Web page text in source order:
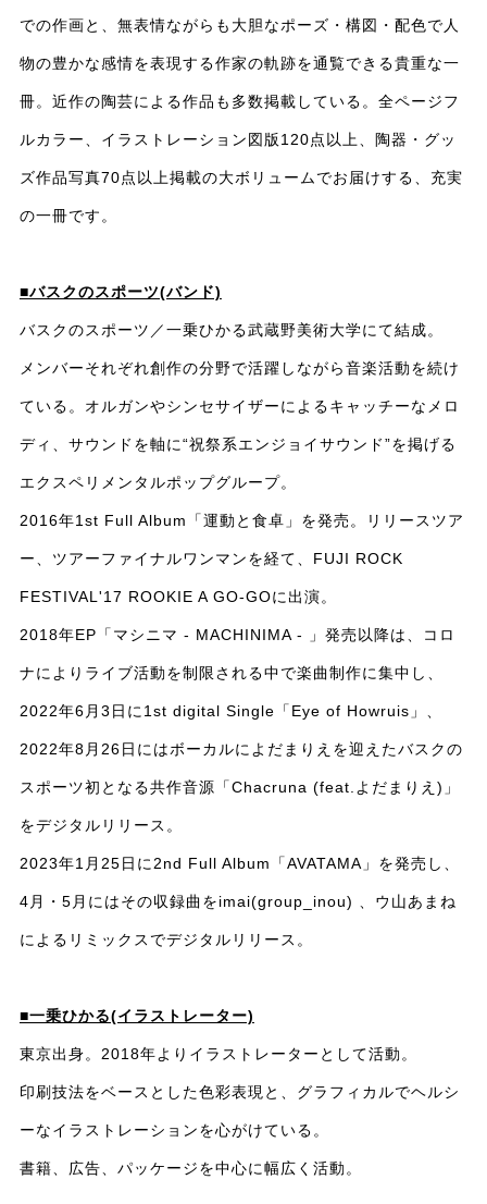
での作画と、無表情ながらも大胆なポーズ・構図・配色で人
物の豊かな感情を表現する作家の軌跡を通覧できる貴重な一
冊。近作の陶芸による作品も多数掲載している。全ページフ
ルカラー、イラストレーション図版120点以上、陶器・グッ
ズ作品写真70点以上掲載の大ボリュームでお届けする、充実
の一冊です。
■バスクのスポーツ(バンド)
バスクのスポーツ／一乗ひかる武蔵野美術大学にて結成。
メンバーそれぞれ創作の分野で活躍しながら音楽活動を続け
ている。オルガンやシンセサイザーによるキャッチーなメロ
ディ、サウンドを軸に“祝祭系エンジョイサウンド”を掲げる
エクスペリメンタルポップグループ。
2016年1st Full Album「運動と食卓」を発売。リリースツア
ー、ツアーファイナルワンマンを経て、FUJI ROCK
FESTIVAL'17 ROOKIE A GO-GOに出演。
2018年EP「マシニマ - MACHINIMA - 」発売以降は、コロ
ナによりライブ活動を制限される中で楽曲制作に集中し、
2022年6月3日に1st digital Single「Eye of Howruis」、
2022年8月26日にはボーカルによだまりえを迎えたバスクの
スポーツ初となる共作音源「Chacruna (feat.よだまりえ)」
をデジタルリリース。
2023年1月25日に2nd Full Album「AVATAMA」を発売し、
4月・5月にはその収録曲をimai(group_inou) 、ウ山あまね
によるリミックスでデジタルリリース。
■一乗ひかる(イラストレーター)
東京出身。2018年よりイラストレーターとして活動。
印刷技法をベースとした色彩表現と、グラフィカルでヘルシ
ーなイラストレーションを心がけている。
書籍、広告、パッケージを中心に幅広く活動。